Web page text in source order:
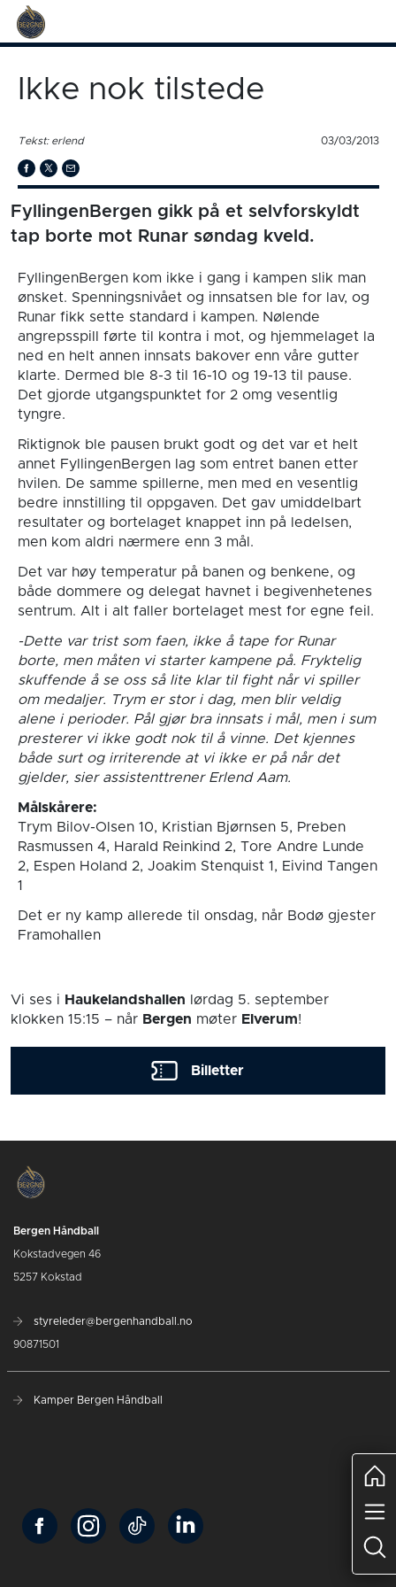
Ikke nok tilstede
Tekst: erlend 03/03/2013
FyllingenBergen gikk på et selvforskyldt
tap borte mot Runar søndag kveld.
FyllingenBergen kom ikke i gang i kampen slik man
ønsket. Spenningsnivået og innsatsen ble for lav, og
Runar fikk sette standard i kampen. Nølende
angrepsspill førte til kontra i mot, og hjemmelaget la
ned en helt annen innsats bakover enn våre gutter
klarte. Dermed ble 8-3 til 16-10 og 19-13 til pause.
Det gjorde utgangspunktet for 2 omg vesentlig
tyngre.
Riktignok ble pausen brukt godt og det var et helt
annet FyllingenBergen lag som entret banen etter
hvilen. De samme spillerne, men med en vesentlig
bedre innstilling til oppgaven. Det gav umiddelbart
resultater og bortelaget knappet inn på ledelsen,
men kom aldri nærmere enn 3 mål.
Det var høy temperatur på banen og benkene, og
både dommere og delegat havnet i begivenhetenes
sentrum. Alt i alt faller bortelaget mest for egne feil.
-Dette var trist som faen, ikke å tape for Runar
borte, men måten vi starter kampene på. Fryktelig
skuffende å se oss så lite klar til fight når vi spiller
om medaljer. Trym er stor i dag, men blir veldig
alene i perioder. Pål gjør bra innsats i mål, men i sum
presterer vi ikke godt nok til å vinne. Det kjennes
både surt og irriterende at vi ikke er på når det
gjelder, sier assistenttrener Erlend Aam.
Målskårere:
Trym Bilov-Olsen 10, Kristian Bjørnsen 5, Preben
Rasmussen 4, Harald Reinkind 2, Tore Andre Lunde
2, Espen Holand 2, Joakim Stenquist 1, Eivind Tangen
1
Det er ny kamp allerede til onsdag, når Bodø gjester
Framohallen
Vi ses i Haukelandshallen lørdag 5. september
klokken 15:15 – når Bergen møter Elverum!
Billetter
Bergen Håndball
Kokstadvegen 46
5257 Kokstad
styreleder@bergenhandball.no
90871501
Kamper Bergen Håndball